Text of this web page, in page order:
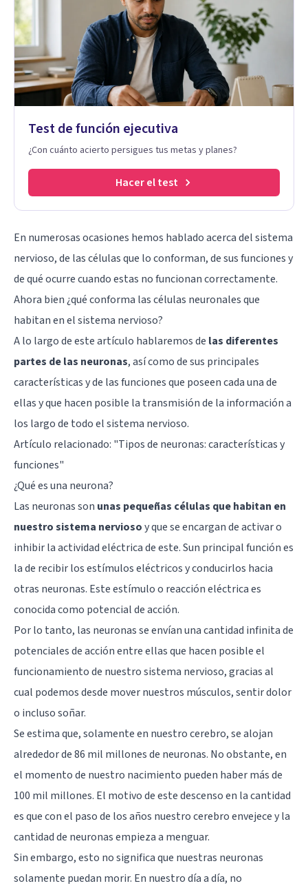
Test de función ejecutiva
¿Con cuánto acierto persigues tus metas y planes?
Hacer el test
En numerosas ocasiones hemos hablado acerca del sistema
nervioso, de las células que lo conforman, de sus funciones y
de qué ocurre cuando estas no funcionan correctamente.
Ahora bien ¿qué conforma las células neuronales que
habitan en el sistema nervioso?
A lo largo de este artículo hablaremos de las diferentes
partes de las neuronas, así como de sus principales
características y de las funciones que poseen cada una de
ellas y que hacen posible la transmisión de la información a
los largo de todo el sistema nervioso.
Artículo relacionado: "Tipos de neuronas: características y
funciones"
¿Qué es una neurona?
Las neuronas son unas pequeñas células que habitan en
nuestro sistema nerviosoy que se encargan de activar o
inhibir la actividad eléctrica de este. Sun principal función es
la de recibir los estímulos eléctricos y conducirlos hacia
otras neuronas. Este estímulo o reacción eléctrica es
conocida como potencial de acción.
Por lo tanto, las neuronas se envían una cantidad infinita de
potenciales de acción entre ellas que hacen posible el
funcionamiento de nuestro sistema nervioso, gracias al
cual podemos desde mover nuestros músculos, sentir dolor
o incluso soñar.
Se estima que, solamente en nuestro cerebro, se alojan
alrededor de 86 mil millones de neuronas. No obstante, en
el momento de nuestro nacimiento pueden haber más de
100 mil millones. El motivo de este descenso en la cantidad
es que con el paso de los años nuestro cerebro envejece y la
cantidad de neuronas empieza a menguar.
Sin embargo, esto no significa que nuestras neuronas
solamente puedan morir. En nuestro día a día, no